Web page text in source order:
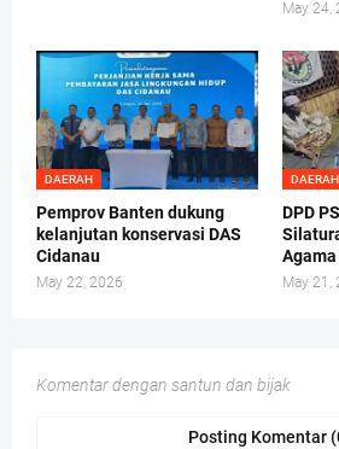
May 24,
DAERAH
Pemprov Banten dukung
kelanjutan konservasi DAS
Cidanau
May 22, 2026
DAERAH
DPD
May 21,
Komentar dengan santun dan bijak
Posting Komentar